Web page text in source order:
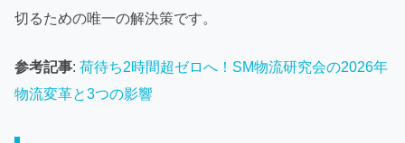
切るための唯一の解決策です。
参考記事: 荷待ち2時間超ゼロへ！SM物流研究会の2026年
物流変革と3つの影響